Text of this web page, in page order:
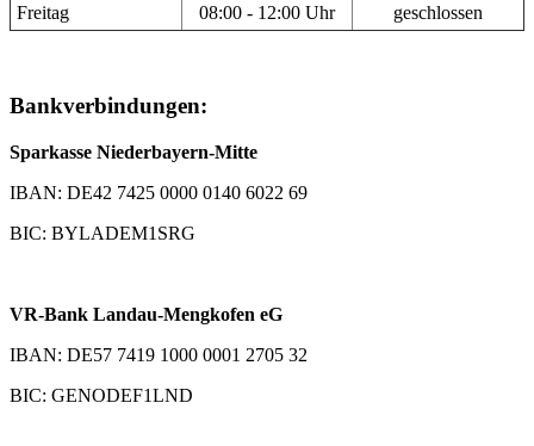
Freitag
08:00 - 12:00 Uhr geschlossen
Bankverbindungen:
Sparkasse Niederbayern-Mitte
IBAN: DE42 7425 0000 0140 6022 69
BIC: BYLADEM1SRG
VR-Bank Landau-Mengkofen eG
IBAN: DE57 7419 1000 0001 2705 32
BIC: GENODEF1LND